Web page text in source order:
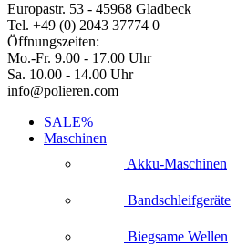
Europastr. 53 - 45968 Gladbeck
Tel. +49 (0) 2043 37774 0
Öffnungszeiten:
Mo.-Fr. 9.00 - 17.00 Uhr
Sa. 10.00 - 14.00 Uhr
info@polieren.com
SALE%
Maschinen
Akku-Maschinen
Bandschleifgeräte
Biegsame Wellen